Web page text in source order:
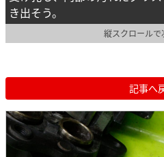
き出そう。
縦スクロールで
記事へ